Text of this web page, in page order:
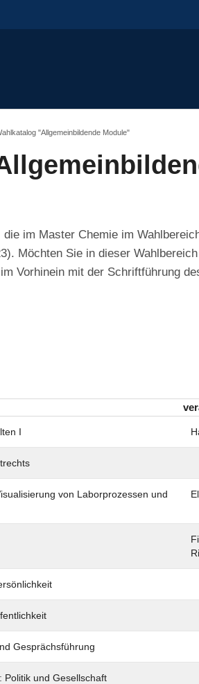
"Allgemeinbildende Module"
im Master Chemie im
Möchten Sie in dieser
Vorhinein mit der Schriftführung
I
von Laborprozessen und
Gesprächsführung
Politik und Gesellschaft